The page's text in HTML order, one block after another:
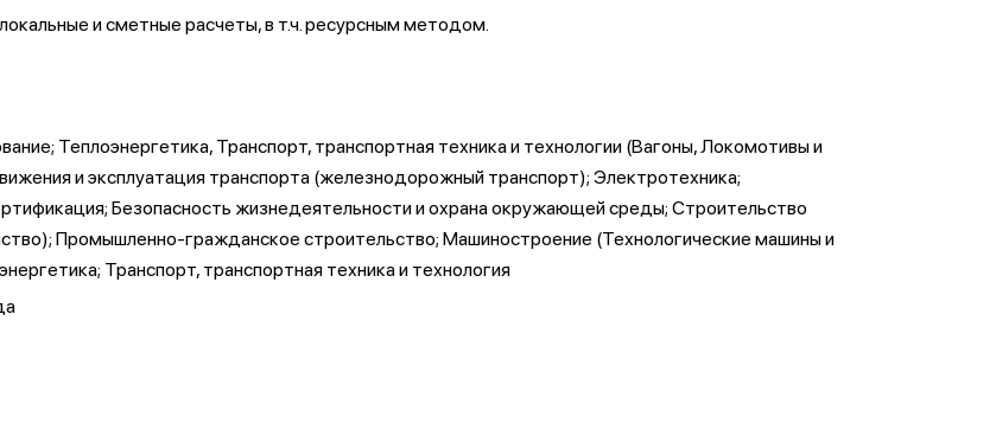
и сметные расчеты, в т.ч. ресурсным методом.
Теплоэнергетика, Транспорт, транспортная техника и технологии (Вагоны, Локомотивы и
и эксплуатация транспорта (железнодорожный транспорт); Электротехника;
Безопасность жизнедеятельности и охрана окружающей среды; Строительство
Промышленно-гражданское строительство; Машиностроение (Технологические машины и
Транспорт, транспортная техника и технология